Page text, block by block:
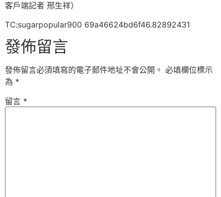
客戶端記者 邢生祥）
TC:sugarpopular900 69a46624bd6f46.82892431
發佈留言
發佈留言必須填寫的電子郵件地址不會公開。 必填欄位標示
為 *
留言 *